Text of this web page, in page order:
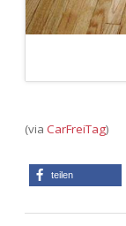
(via CarFreiTag)
teilen